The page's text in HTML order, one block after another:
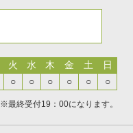
火 水 木 金 土
日
○ ○ ○ ○ ○ ○
※最終受付19：00になります。